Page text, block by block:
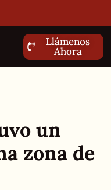
Llámenos
Ahora
un
zona de